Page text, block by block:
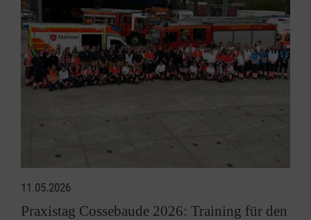
11.05.2026
Praxistag Cossebaude 2026: Training für den